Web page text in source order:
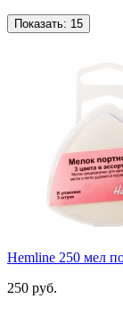
Показать: 15
Hemline 250 мел
250 руб.